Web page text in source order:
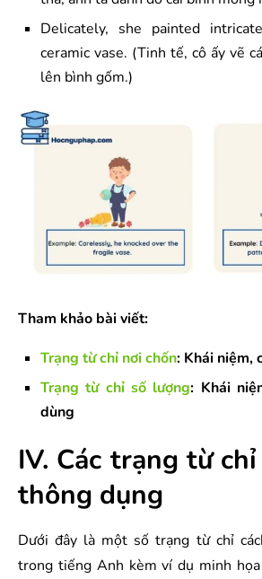
Delicately, she painted
ceramic vase. (Tinh tế, cô ấy vẽ
lên bình gốm.)
Tham khảo bài viết:
Trạng từ chỉ nơi chốn: Khái niệm,
Trạng từ chỉ số lượng: Khái
dùng
IV. Các trạng từ
thông dụng
Dưới đây là một số trạng từ chỉ
trong tiếng Anh kèm ví dụ minh